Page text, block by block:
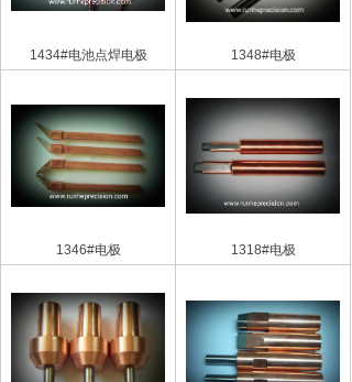
1434#电池点焊电极 1348#电极
1346#电极 1318#电极